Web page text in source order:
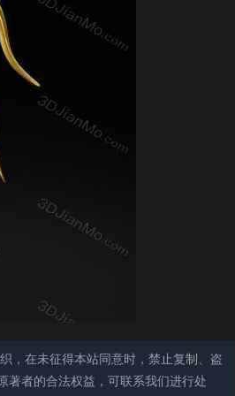
，在未征得本站同意时，禁止复制、盗
著者的合法权益，可联系我们进行处